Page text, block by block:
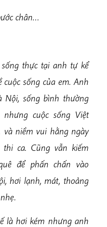
chân…
thực tại anh tự kể
sống của em. Anh
sống bình thường
cuộc sống Việt
niềm vui hằng ngày
ca. Cũng vẫn kiếm
để phấn chấn vào
hơi lạnh, mát, thoảng
là hơi kém nhưng anh